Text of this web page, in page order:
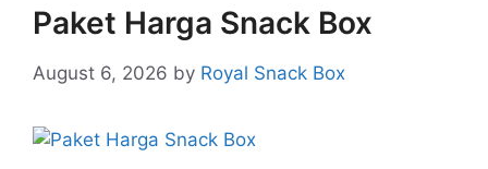
Paket Harga Snack Box
August 6, 2026 by Royal Snack Box